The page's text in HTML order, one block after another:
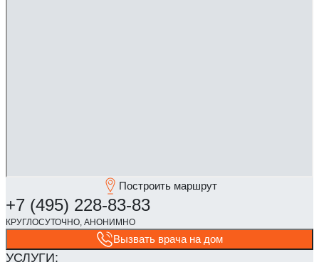
Построить маршрут
Вызвать врача на дом